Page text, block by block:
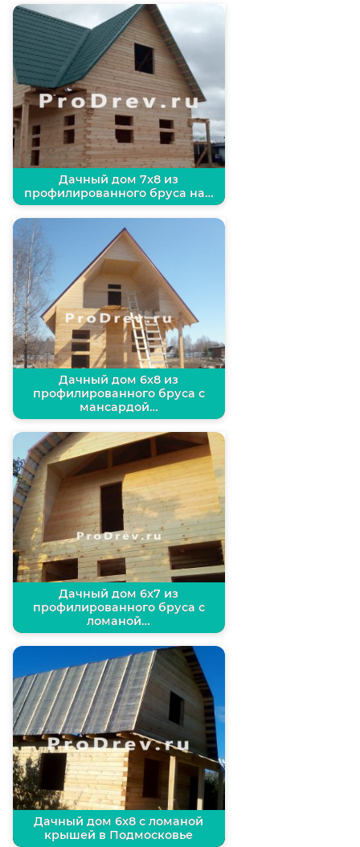
Дачный дом 7х8 из
профилированного бруса на…
Дачный дом 6х8 из
профилированного бруса с
мансардой…
Дачный дом 6х7 из
профилированного бруса с
ломаной…
Дачный дом 6х8 с ломаной
крышей в Подмосковье